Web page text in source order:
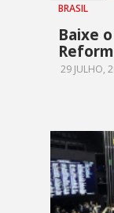
BRASIL
Baixe
29 JULHO,